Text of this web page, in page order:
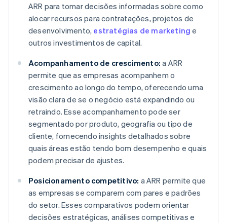
ARR para tomar decisões informadas sobre como
alocar recursos para contratações, projetos de
desenvolvimento, estratégias de marketing e
outros investimentos de capital.
Acompanhamento de crescimento: a ARR
permite que as empresas acompanhem o
crescimento ao longo do tempo, oferecendo uma
visão clara de se o negócio está expandindo ou
retraindo. Esse acompanhamento pode ser
segmentado por produto, geografia ou tipo de
cliente, fornecendo insights detalhados sobre
quais áreas estão tendo bom desempenho e quais
podem precisar de ajustes.
Posicionamento competitivo: a ARR permite que
as empresas se comparem com pares e padrões
do setor. Esses comparativos podem orientar
decisões estratégicas, análises competitivas e